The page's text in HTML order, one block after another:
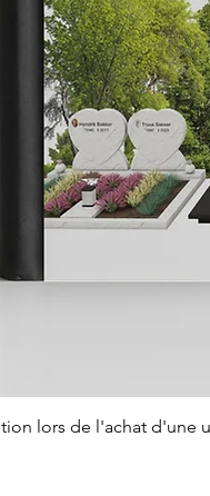
lors de l'achat d'une